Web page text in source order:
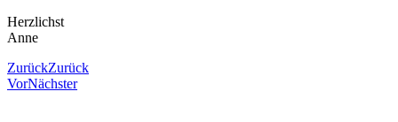
Herzlichst
Anne
ZurückZurück
VorNächster